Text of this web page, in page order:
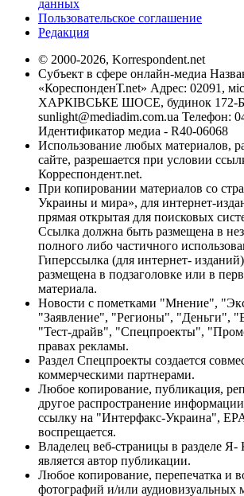
данных
Пользовательское соглашение
Редакция
© 2000-2026, Korrespondent.net
Субъект в сфере онлайн-медиа
«КореспонденТ.net» Адрес: 02091,
ХАРКІВСЬКЕ ШОСЕ, будинок 172-Б,
sunlight@mediadim.com.ua Телефон:
Идентификатор медиа - R40-06068
Использование любых материалов,
сайте, разрешается при условии
Корреспондент.net.
При копировании материалов со
Украины и мира», для интернет-
прямая открытая для поисковых
Ссылка должна быть размещена в
полного либо частичного
Гиперссылка (для интернет-
размещена в подзаголовке или в
материала.
Новости с пометками "Мнение",
"Заявление", "Регионы", "Деньги",
"Тест-драйв", "Спецпроекты",
правах рекламы.
Раздел Спецпроекты создается
коммерческими партнерами.
Любое копирование, публикация,
другое распространение
ссылку на "Интерфакс-Украина",
воспрещается.
Владелец веб-страницы в разделе Я-
является автор публикации.
Любое копирование, перепечатка и
фотографий и/или аудиовизуальных